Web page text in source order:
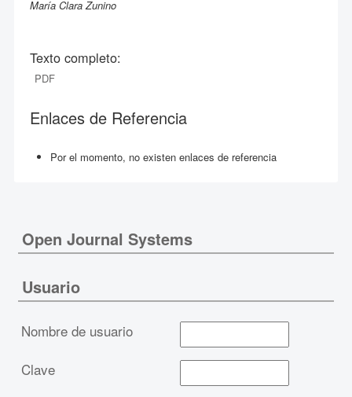
María Clara Zunino
Texto completo:
PDF
Enlaces de Referencia
Por el momento, no existen enlaces de referencia
Open Journal Systems
Usuario
Nombre de usuario
Clave